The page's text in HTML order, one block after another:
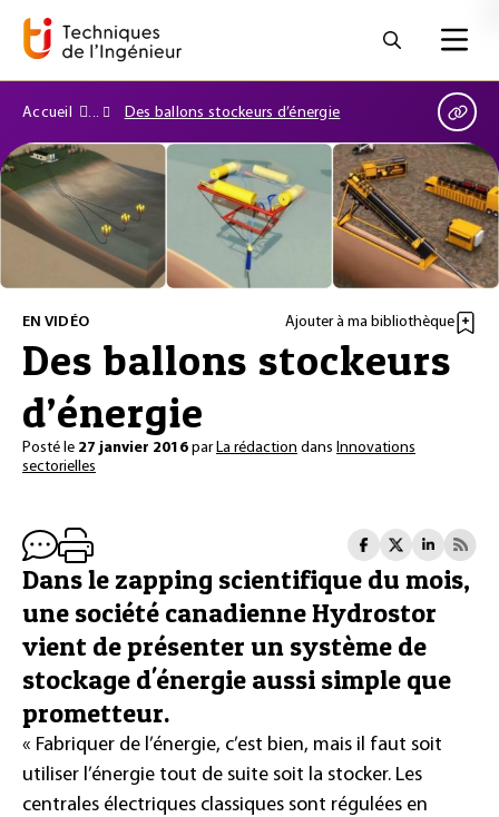
Accueil Des ballons stockeurs d’énergie
EN VIDÉO Ajouter à ma bibliothèque
Des ballons stockeurs
d’énergie
Posté le 27 janvier 2016 par La rédaction dans Innovations
sectorielles
Dans le zapping scientifique du mois,
une société canadienne Hydrostor
vient de présenter un système de
stockage d'énergie aussi simple que
prometteur.
« Fabriquer de l’énergie, c’est bien, mais il faut soit
utiliser l’énergie tout de suite soit la stocker. Les
centrales électriques classiques sont régulées en